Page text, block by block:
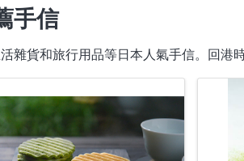
手信
雜貨和旅行用品等日本人氣手信。回港